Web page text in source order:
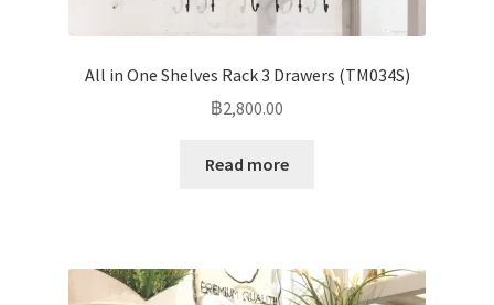
All in One Shelves Rack 3 Drawers (TM034S)
฿2,800.00
Read more